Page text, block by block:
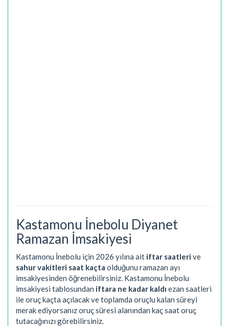
Kastamonu İnebolu Diyanet
Ramazan İmsakiyesi
Kastamonu İnebolu için 2026 yılına ait iftar saatlerive
sahur vakitleri saat kaçta olduğunu ramazan ayı
imsakiyesinden öğrenebilirsiniz. Kastamonu İnebolu
imsakiyesi tablosundan iftara ne kadar kaldı ezan saatleri
ile oruç kaçta açılacak ve toplamda oruçlu kalan süreyi
merak ediyorsanız oruç süresi alanından kaç saat oruç
tutacağınızı görebilirsiniz.